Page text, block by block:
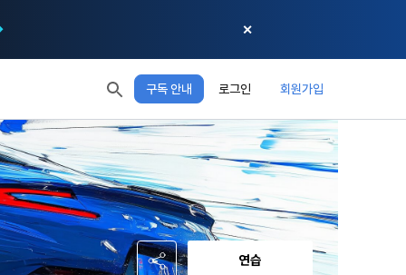
✕
구독 안내 로그인 회원가입
닫기
XP 안내
1 다음 레벨까지 150 XP
0/150 XP
오늘의 XP
0 / 800
전체 XP
0
차에 관한
어떤 방식
약관은
한다.
. 데이콘주
보보호 등에
수합니다.
홍보 목적
연습